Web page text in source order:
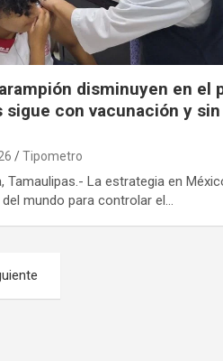
disminuyen en el
sigue con vacunación y sin
Tipometro
Tamaulipas.- La estrategia en
mundo para controlar el…